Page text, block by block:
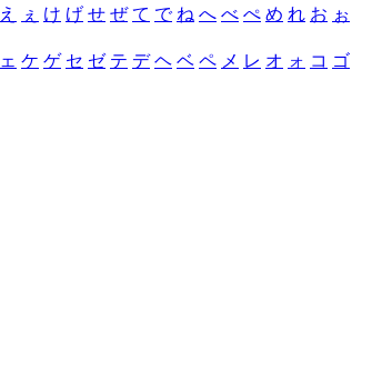
え ぇ け げ せ ぜ て で ね へ べ ぺ め れ お ぉ
ェ ケ ゲ セ ゼ テ デ ヘ ベ ペ メ レ オ ォ コ ゴ